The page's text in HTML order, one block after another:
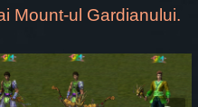
Mount-ul Gardianului.